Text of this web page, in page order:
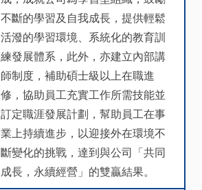
不斷的學習及自我成長，提供輕鬆
活潑的學習環境、系統化的教育訓
練發展體系，此外，亦建立內部講
師制度，補助碩士級以上在職進
修，協助員工充實工作所需技能並
訂定職涯發展計劃，幫助員工在事
業上持續進步，以迎接外在環境不
斷變化的挑戰，達到與公司「共同
成長，永續經營」的雙贏結果。